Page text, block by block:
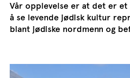
Vår opplevelse er at det er
å se levende jødisk kultur
blant jødiske nordmenn og